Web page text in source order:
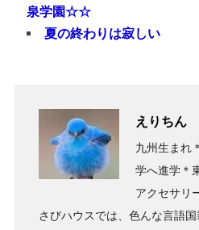
泉学園☆☆
夏の終わりは寂しい
えりちん
九州生まれ
学へ進学＊
アクセサリ
さびハウスでは、色んな言語